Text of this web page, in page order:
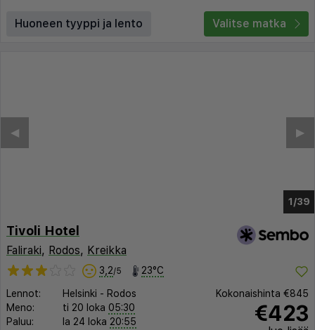
Huoneen tyyppi ja lento Valitse matka
1/35
▶︎
◀︎
Tivoli Hotel
Faliraki, Rodos, Kreikka
3,2/5 23°C
Lennot: Helsinki - Rodos
Meno:
ti 20 loka 05:30
Paluu:
la 24 loka 20:55
Kokonaishinta €845
€423